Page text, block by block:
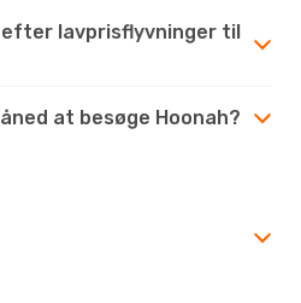
efter lavprisflyvninger til
at besøge Hoonah?